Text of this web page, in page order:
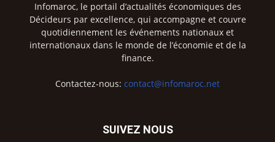
Infomaroc, le portail d’actualités économiques des
Décideurs par excellence, qui accompagne et couvre
quotidiennement les événements nationaux et
internationaux dans le monde de l’économie et de la
finance.
Contactez-nous: contact@infomaroc.net
SUIVEZ NOUS